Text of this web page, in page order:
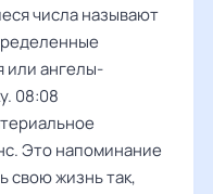
числа называют
или ангелы-
08:08
Это напоминание
свою жизнь так,